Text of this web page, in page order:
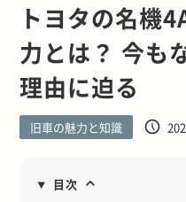
トヨタの名機
力とは？ 今も
理由に迫る
旧車の魅力と知識
目次